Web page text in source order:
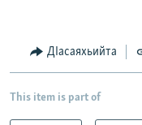
ДIасаяхьийта
This item is part of